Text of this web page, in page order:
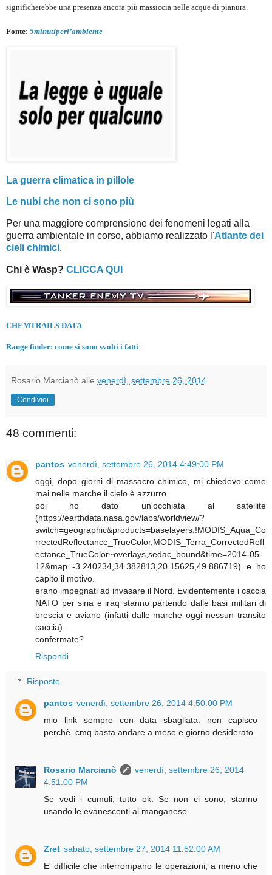
significherebbe una presenza ancora più massiccia nelle acque di pianura.
Fonte: 5minutiperl’ambiente
La guerra climatica in pillole
Le nubi che non ci sono più
Per una maggiore comprensione dei fenomeni legati alla
guerra ambientale in corso, abbiamo realizzato l'Atlante dei
cieli chimici.
Chi è Wasp? CLICCA QUI
CHEMTRAILS DATA
Range finder: come si sono svolti i fatti
Rosario Marcianò alle venerdì, settembre 26, 2014
Condividi
48 commenti:
pantos venerdì, settembre 26, 2014 4:49:00 PM
oggi, dopo giorni di massacro chimico, mi chiedevo come
mai nelle marche il cielo è azzurro.
poi ho dato un'occhiata al satellite
(https://earthdata.nasa.gov/labs/worldview/?
switch=geographic&products=baselayers,!MODIS_Aqua_Co
rrectedReflectance_TrueColor,MODIS_Terra_CorrectedRefl
ectance_TrueColor~overlays,sedac_bound&time=2014-05-
12&map=-3.240234,34.382813,20.15625,49.886719) e ho
capito il motivo.
erano impegnati ad invasare il Nord. Evidentemente i caccia
NATO per siria e iraq stanno partendo dalle basi militari di
brescia e aviano (infatti dalle marche oggi nessun transito
caccia).
confermate?
Rispondi
Risposte
pantos venerdì, settembre 26, 2014 4:50:00 PM
mio link sempre con data sbagliata. non capisco
perchè. cmq basta andare a mese e giorno desiderato.
Rosario Marcianò
venerdì, settembre 26, 2014
4:51:00 PM
Se vedi i cumuli, tutto ok. Se non ci sono, stanno
usando le evanescenti al manganese.
Zret sabato, settembre 27, 2014 11:52:00 AM
E' difficile che interrompano le operazioni, a meno che